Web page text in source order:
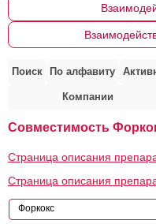
Поиск По алфавиту
Компании
Совместимость
Страница описания
Страница описания